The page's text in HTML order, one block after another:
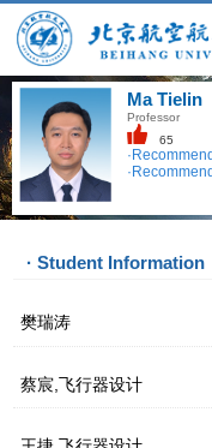
Ma Tielin
Professor
65
· Student Information
樊瑞涛
蔡宸,飞行器设计